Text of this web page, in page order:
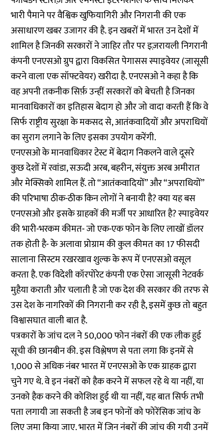
भारी पैमाने पर वैश्विक खुफियागिरी और निगरानी की एक
असाधारण खबर उजागर की है. इन खबरों में भारत उन देशों में
शामिल है जिनकी सरकारों ने जाहिर तौर पर इज़रायली निगरानी
कंपनी एनएसओ ग्रुप द्वारा विकसित पेगासस स्पाइवेयर (जासूसी
करने वाला एक सॉफ्टवेयर) खरीदा है. एनएसओ ने कहा है कि
व‍ह अपनी तकनीक सिर्फ़ उन्हीं सरकारों को बेचती है जिनका
मानवाधिकारों का इतिहास बेदाग हो और जो वादा करती हैं कि वे
सिर्फ राष्ट्रीय सुरक्षा के मकसद से, आतंकवादियों और अपराधियों
का सुराग लगाने के लिए इसका उपयोग करेंगी.
एनएसओ के मानवाधिकार टेस्ट में बेदाग निकलने वाले दूसरे
कुछ देशों में रवांडा, सऊदी अरब, बहरीन, संयुक्त अरब अमीरात
और मेक्सिको शामिल हैं. तो “आतंकवादियों” और “अपराधियों”
की परिभाषा ठीक-ठीक किन लोगों ने बनायी है? क्या यह बस
एनएसओ और इसके ग्राहकों की मर्जी पर आधारित है? स्पाइवेयर
की भारी-भरकम कीमत- जो एक-एक फोन के लिए लाखों डॉलर
तक होती है- के अलावा प्रोग्राम की कुल कीमत का 17 फीसदी
सालाना सिस्टम रखरखाव शुल्‍क के रूप में एनएसओ वसूल
करता है. एक विदेशी कॉरपोरेट कंपनी एक ऐसा जासूसी नेटवर्क
मुहैया कराती और चलाती है जो एक देश की सरकार की तरफ से
उस देश के नागरिकों की निगरानी कर रही है, इसमें कुछ तो बहुत
विश्वासघात वाली बात है.
पत्रकारों के जांच दल ने 50,000 फोन नंबरों की एक लीक हुई
सूची की छानबीन की. इस विश्लेषण से पता लगा कि इनमें से
1,000 से अधिक नंबर भारत में एनएसओ के एक ग्राहक द्वारा
चुने गए थे. वे इन नंबरों को हैक करने में सफल रहे थे या नहीं, या
उनको हैक करने की कोशिश हुई थी या नहीं, यह बात सिर्फ तभी
पता लगायी जा सकती है जब इन फोनों को फोरेंसिक जांच के
लिए जमा किया जाए. भारत में जिन नंबरों की जांच की गयी उनमें